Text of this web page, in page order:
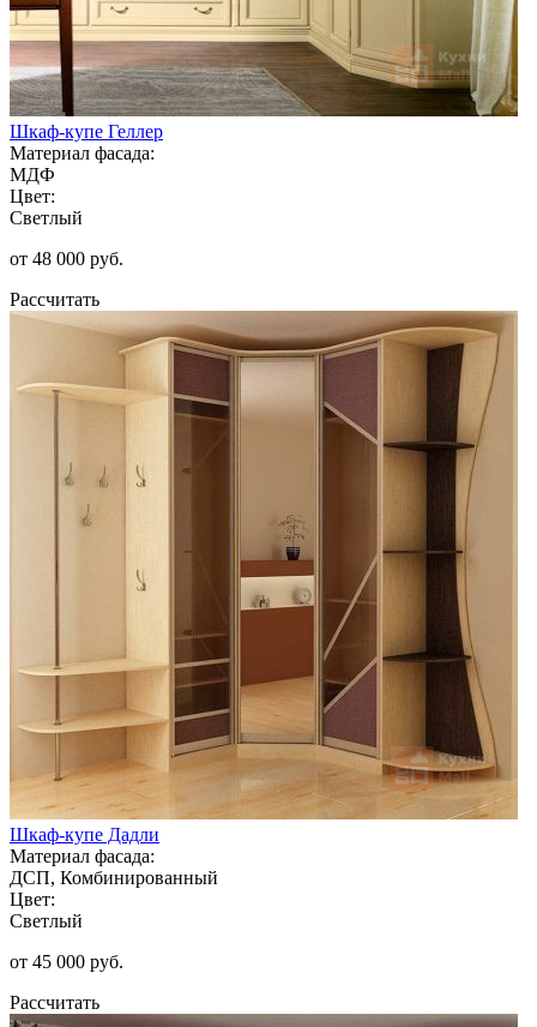
Шкаф-купе Геллер
Материал фасада:
МДФ
Цвет:
Светлый
от 48 000 руб.
Рассчитать
Шкаф-купе Дадли
Материал фасада:
ДСП, Комбинированный
Цвет:
Светлый
от 45 000 руб.
Рассчитать